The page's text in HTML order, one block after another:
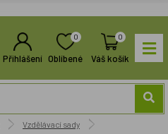
Přihlášení
0
Oblíbené
0
Váš košík
Vzdělávací sady